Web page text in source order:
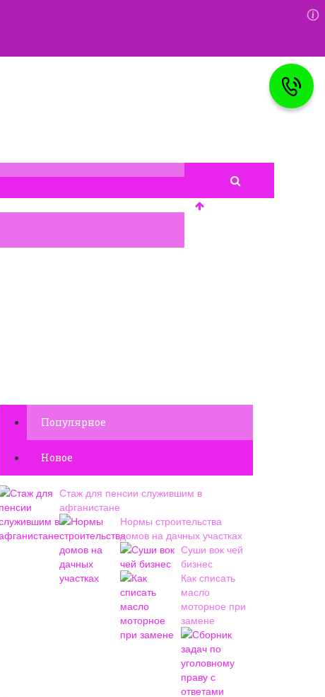
Популярное
Новое
Стаж для пенсии служившим в
афганистане
Нормы строительства
домов на дачных участках
Суши вок чей
бизнес
Как списать
масло
моторное при
замене